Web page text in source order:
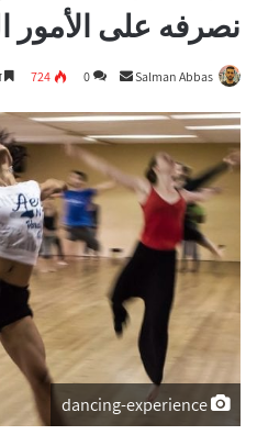
نصرفه على الأمور
Salman Abbas
Send
email
0
724